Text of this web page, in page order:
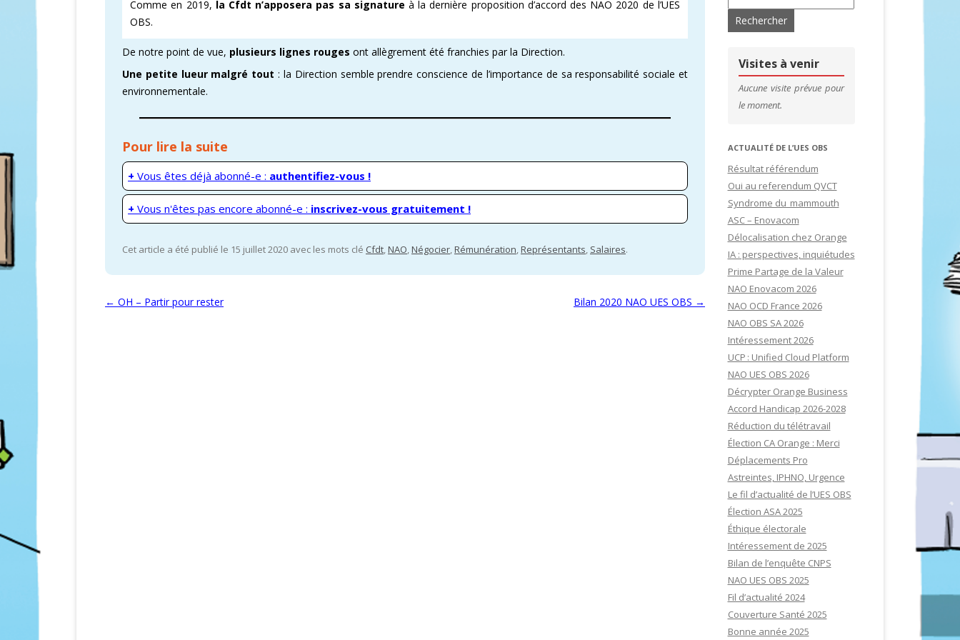
AMÉLIORATION CONTINUE DEVENEZ RÉFÉRENT AFFICHAGEORGANISER LES VISITES DE SITES
CONTACTS & LIENS UTILES
Comme en 2019, la Cfdt n’apposera pas sa signature à la dernière proposition d’accord des NAO 2020 de l’UES
OBS.
De notre point de vue, plusieurs lignes rouges ont allègrement été franchies par la Direction.
Une petite lueur malgré tout : la Direction semble prendre conscience de l’importance de sa responsabilité sociale et
environnementale.
Pour lire la suite
+ Vous êtes déjà abonné-e : authentifiez-vous !
+ Vous n'êtes pas encore abonné-e : inscrivez-vous gratuitement !
Cet article a été publié le 15 juillet 2020 avec les mots clé Cfdt,NAO,Négocier,Rémunération,Représentants, Salaires.
Navigation des articles
← OH – Partir pour rester Bilan 2020 NAO UES OBS →
Visites à venir
Aucune visite prévue pour
le moment.
ACTUALITÉ DE L’UES OBS
Résultat référendum
Oui au referendum QVCT
Syndrome du mammouth
ASC – Enovacom
Délocalisation chez Orange
IA : perspectives, inquiétudes
Prime Partage de la Valeur
NAO Enovacom 2026
NAO OCD France 2026
NAO OBS SA 2026
Intéressement 2026
UCP : Unified Cloud Platform
NAO UES OBS 2026
Décrypter Orange Business
Accord Handicap 2026-2028
Réduction du télétravail
Élection CA Orange : Merci
Déplacements Pro
Astreintes, IPHNO, Urgence
Le fil d’actualité de l’UES OBS
Élection ASA 2025
Éthique électorale
Intéressement de 2025
Bilan de l’enquête CNPS
NAO UES OBS 2025
Fil d’actualité 2024
Couverture Santé 2025
Bonne année 2025